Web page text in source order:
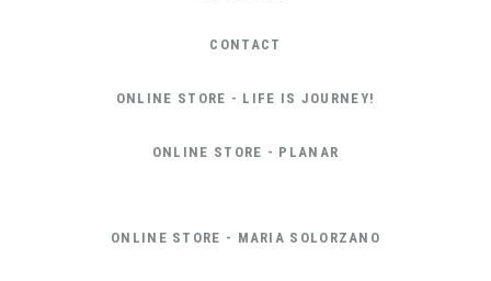
CONTACT
ONLINE STORE - LIFE IS JOURNEY!
ONLINE STORE - PLANAR
ONLINE STORE - MARIA SOLORZANO